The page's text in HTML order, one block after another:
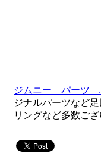
ジムニー パーツ
ジナルパーツなど
リングなど多数ござ